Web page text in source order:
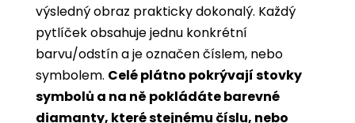
výsledný obraz prakticky dokonalý. Každý
pytlíček obsahuje jednu konkrétní
barvu/odstín a je označen číslem, nebo
symbolem. Celé plátno pokrývají stovky
symbolů a na ně pokládáte barevné
diamanty, které stejnému číslu, nebo